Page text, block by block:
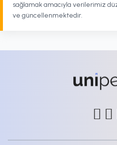
sağlamak amacıyla verilerimiz
ve güncellenmektedir.